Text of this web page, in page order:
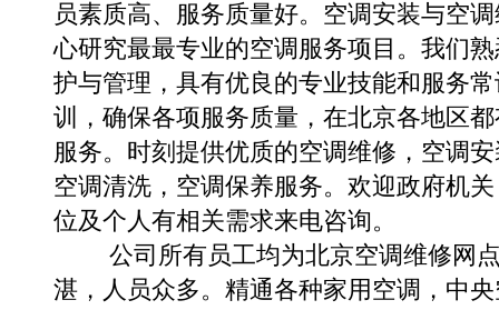
员素质高、服务质量好。空调安装与空
心研究最最专业的空调服务项目。我们
护与管理，具有优良的专业技能和服务
训，确保各项服务质量，在北京各地区
服务。时刻提供优质的空调维修 ，空调
空调清洗，空调保养服务。欢迎政府机
位及个人有相关需求来电咨询。
公司所有员工均为北京空调维修网点
湛，人员众多。精通各种家用 空调 ，中